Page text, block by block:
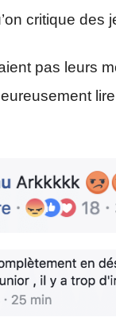
critique des
pas leurs